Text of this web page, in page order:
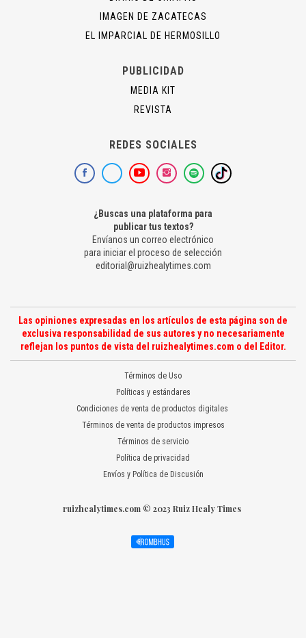
IMAGEN DE ZACATECAS
EL IMPARCIAL DE HERMOSILLO
PUBLICIDAD
MEDIA KIT
REVISTA
REDES SOCIALES
¿Buscas una plataforma para
publicar tus textos?
Envíanos un correo electrónico
para iniciar el proceso de selección
editorial@ruizhealytimes.com
Las opiniones expresadas en los artículos de esta página son de
exclusiva responsabilidad de sus autores y no necesariamente
reflejan los puntos de vista del ruizhealytimes.com o del Editor.
Términos de Uso
Políticas y estándares
Condiciones de venta de productos digitales
Términos de venta de productos impresos
Términos de servicio
Política de privacidad
Envíos y Política de Discusión
ruizhealytimes.com © 2023 Ruiz Healy Times